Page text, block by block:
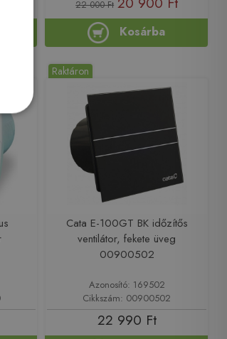
22 000 Ft
Kosárba
Raktáron
Cata E-100GT BK időzítős
ventilátor, fekete üveg
00900502
Azonosító: 169502
Cikkszám: 00900502
22 990 Ft